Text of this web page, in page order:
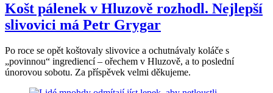
Košt pálenek v Hluzově rozhodl. Nejlepší
slivovici má Petr Grygar
Po roce se opět koštovaly slivovice a ochutnávaly koláče s
„povinnou“ ingrediencí – ořechem v Hluzově, a to poslední
únorovou sobotu. Za příspěvek velmi děkujeme.